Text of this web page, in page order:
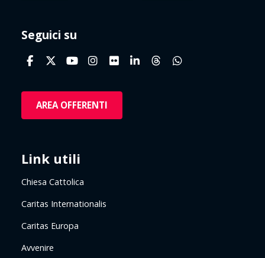
Seguici su
AREA OFFERENTI
Link utili
Chiesa Cattolica
Caritas Internationalis
Caritas Europa
Avvenire